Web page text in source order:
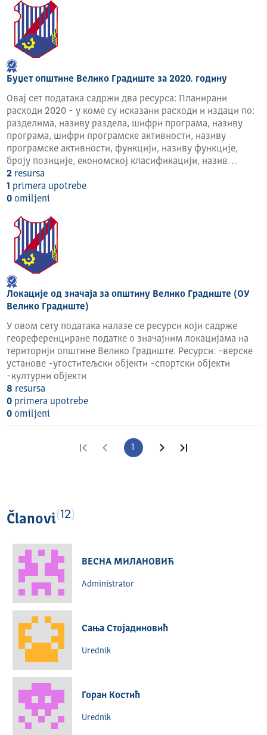
Буџет општине Велико Градиште за 2020. годину
Овај сет података садржи два ресурса: Планирани
расходи 2020 - у коме су исказани расходи и издаци по:
разделима, називу раздела, шифри програма, називу
програма, шифри програмске активности, називу
програмске активности, функцији, називу функције,
броју позиције, економској класификацији, назив…
2 resursa
1 primera upotrebe
0 omilјeni
Локације од значаја за општину Велико Градиште (ОУ
Велико Градиште)
У овом сету података налазе се ресурси који садрже
геореференциране податке о значајним локацијама на
територији општине Велико Градиште. Ресурси: -верске
установе -угоститељски објекти -спортски објекти
-културни објекти
8 resursa
0 primera upotrebe
0 omilјeni
Prva stranaPrethodna strana
1 Sledeća strana
Članovi 12
ВЕСНА МИЛАНОВИЋ
Administrator
Сања Стојадиновић
Urednik
Горан Костић
Urednik